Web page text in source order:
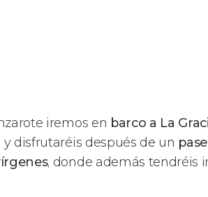
iremos en barco a La
disfrutaréis después de un
, donde además tendréis